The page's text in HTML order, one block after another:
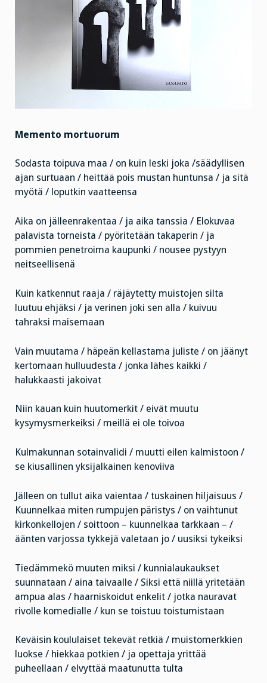
Memento mortuorum
Sodasta toipuva maa / on kuin leski joka /säädyllisen
ajan surtuaan / heittää pois mustan huntunsa / ja sitä
myötä / loputkin vaatteensa
Aika on jälleenrakentaa / ja aika tanssia / Elokuvaa
palavista torneista / pyöritetään takaperin / ja
pommien penetroima kaupunki / nousee pystyyn
neitseellisenä
Kuin katkennut raaja / räjäytetty muistojen silta
luutuu ehjäksi / ja verinen joki sen alla / kuivuu
tahraksi maisemaan
Vain muutama / häpeän kellastama juliste / on jäänyt
kertomaan hulluudesta / jonka lähes kaikki /
halukkaasti jakoivat
Niin kauan kuin huutomerkit / eivät muutu
kysymysmerkeiksi / meillä ei ole toivoa
Kulmakunnan sotainvalidi / muutti eilen kalmistoon /
se kiusallinen yksijalkainen kenoviiva
Jälleen on tullut aika vaientaa / tuskainen hiljaisuus /
Kuunnelkaa miten rumpujen päristys / on vaihtunut
kirkonkellojen / soittoon – kuunnelkaa tarkkaan – /
äänten varjossa tykkejä valetaan jo / uusiksi tykeiksi
Tiedämmekö muuten miksi / kunnialaukaukset
suunnataan / aina taivaalle / Siksi että niillä yritetään
ampua alas / haarniskoidut enkelit / jotka nauravat
rivolle komedialle / kun se toistuu toistumistaan
Keväisin koululaiset tekevät retkiä / muistomerkkien
luokse / hiekkaa potkien / ja opettaja yrittää
puheellaan / elvyttää maatunutta tulta